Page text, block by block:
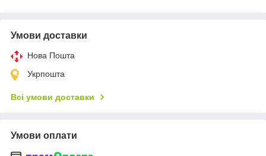
Умови доставки
Нова Пошта
Укрпошта
Всі умови доставки
Умови оплати